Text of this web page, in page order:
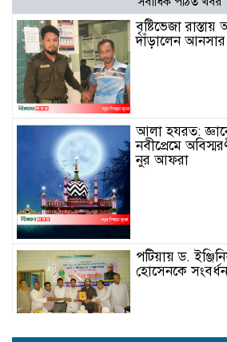
বৃষ্টিভেজা
দাঁড়ালেন
আলা হযরত:
নবীপ্রেমে
নুর আফরা
পটিয়ায় ড.
হোসেনকে